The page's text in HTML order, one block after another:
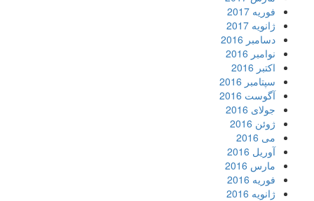
فوریه 2017
ژانویه 2017
دسامبر 2016
نوامبر 2016
اکتبر 2016
سپتامبر 2016
آگوست 2016
جولای 2016
ژوئن 2016
می 2016
آوریل 2016
مارس 2016
فوریه 2016
ژانویه 2016